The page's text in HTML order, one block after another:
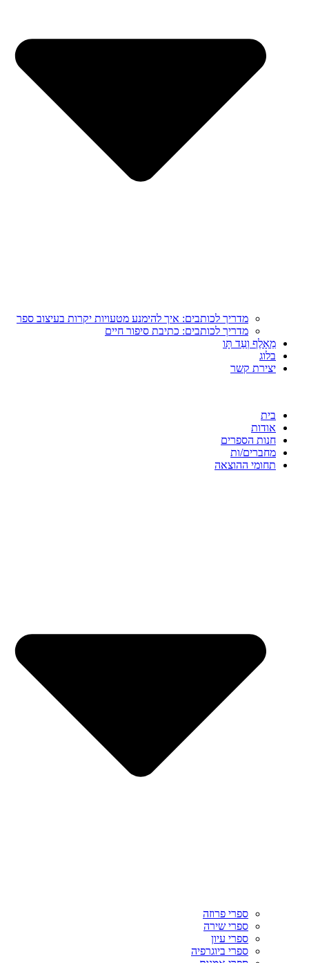
מדריך לכותבים: איך להימנע מטעויות יקרות בעיצוב ספר
מדריך לכותבים: כתיבת סיפור חיים
מֵאָלֶף וְעַד תָּו
בלוג
יצירת קשר
בית
אודות
חנות הספרים
מחברים/ות
תחומי ההוצאה
ספרי פרוזה
ספרי שירה
ספרי עיון
ספרי ביוגרפיה